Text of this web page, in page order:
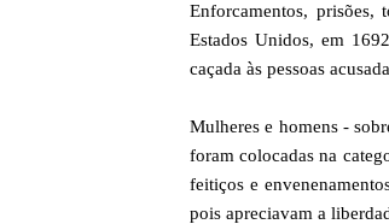
Enforcamentos, prisões,
Estados Unidos, em
caçada às pessoas
Mulheres e homens -
foram colocadas na
feitiços e
pois apreciavam a